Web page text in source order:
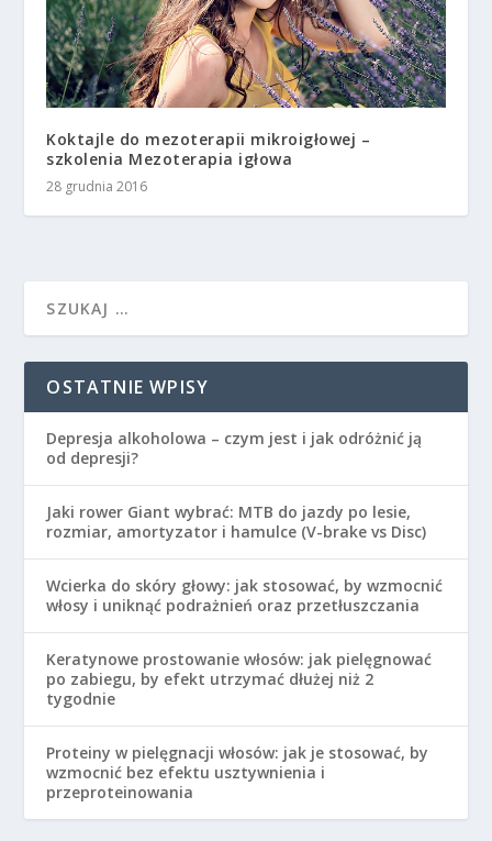
Koktajle do mezoterapii mikroigłowej –
szkolenia Mezoterapia igłowa
28 grudnia 2016
OSTATNIE WPISY
Depresja alkoholowa – czym jest i jak odróżnić ją
od depresji?
Jaki rower Giant wybrać: MTB do jazdy po lesie,
rozmiar, amortyzator i hamulce (V-brake vs Disc)
Wcierka do skóry głowy: jak stosować, by wzmocnić
włosy i uniknąć podrażnień oraz przetłuszczania
Keratynowe prostowanie włosów: jak pielęgnować
po zabiegu, by efekt utrzymać dłużej niż 2
tygodnie
Proteiny w pielęgnacji włosów: jak je stosować, by
wzmocnić bez efektu usztywnienia i
przeproteinowania